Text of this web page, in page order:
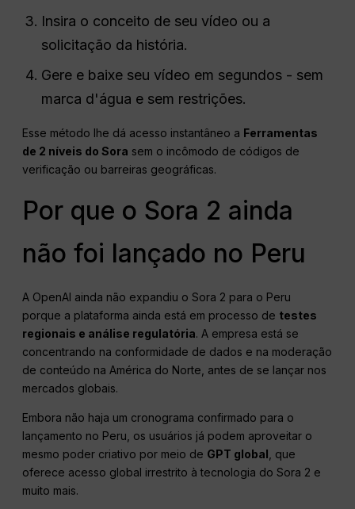
Insira o conceito de seu vídeo ou a
solicitação da história.
Gere e baixe seu vídeo em segundos - sem
marca d'água e sem restrições.
Esse método lhe dá acesso instantâneo a Ferramentas
de 2 níveis do Sora sem o incômodo de códigos de
verificação ou barreiras geográficas.
Por que o Sora 2 ainda
não foi lançado no Peru
A OpenAI ainda não expandiu o Sora 2 para o Peru
porque a plataforma ainda está em processo de testes
regionais e análise regulatória. A empresa está se
concentrando na conformidade de dados e na moderação
de conteúdo na América do Norte, antes de se lançar nos
mercados globais.
Embora não haja um cronograma confirmado para o
lançamento no Peru, os usuários já podem aproveitar o
mesmo poder criativo por meio de GPT global, que
oferece acesso global irrestrito à tecnologia do Sora 2 e
muito mais.